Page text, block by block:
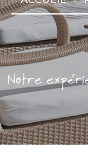
Notre